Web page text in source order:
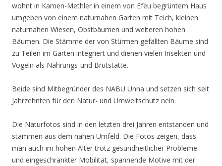
wohnt in Kamen-Methler in einem von Efeu begrüntem Haus
umgeben von einem naturnahen Garten mit Teich, kleinen
naturnahen Wiesen, Obstbäumen und weiteren hohen
Bäumen. Die Stämme der von Stürmen gefällten Bäume sind
zu Teilen im Garten integriert und dienen vielen Insekten und
Vögeln als Nahrungs-und Brutstätte.
Beide sind Mitbegründer des NABU Unna und setzen sich seit
Jahrzehnten für den Natur- und Umweltschutz nein.
Die Naturfotos sind in den letzten drei Jahren entstanden und
stammen aus dem nahen Umfeld. Die Fotos zeigen, dass
man auch im hohen Alter trotz gesundheitlicher Probleme
und eingeschränkter Mobilität, spannende Motive mit der